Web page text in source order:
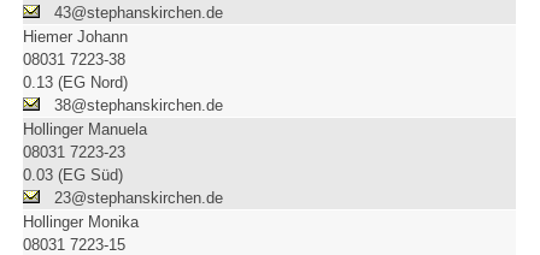
43@stephanskirchen.de
Hiemer Johann
08031 7223-38
0.13 (EG Nord)
38@stephanskirchen.de
Hollinger Manuela
08031 7223-23
0.03 (EG Süd)
23@stephanskirchen.de
Hollinger Monika
08031 7223-15